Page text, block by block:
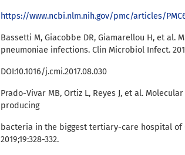
https://www.ncbi.nlm.nih.gov/pmc/articles/
Bassetti M, Giacobbe DR, Giamarellou H, et al.
pneumoniae infections. Clin Microbiol Infect.
DOI:10.1016/j.cmi.2017.08.030
Prado-Vivar MB, Ortiz L, Reyes J, et al.
producing
bacteria in the biggest tertiary-care hospital of
2019;19:328-332.